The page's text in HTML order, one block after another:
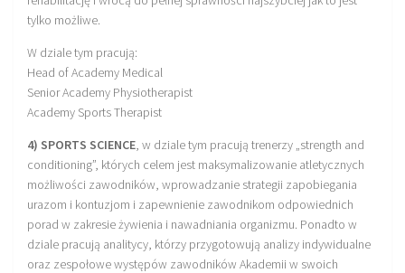
tylko możliwe.
W dziale tym pracują:
Head of Academy Medical
Senior Academy Physiotherapist
Academy Sports Therapist
4) SPORTS SCIENCE, w dziale tym pracują trenerzy „strength and
conditioning”, których celem jest maksymalizowanie atletycznych
możliwości zawodników, wprowadzanie strategii zapobiegania
urazom i kontuzjom i zapewnienie zawodnikom odpowiednich
porad w zakresie żywienia i nawadniania organizmu. Ponadto w
dziale pracują analitycy, którzy przygotowują analizy indywidualne
oraz zespołowe występów zawodników Akademii w swoich